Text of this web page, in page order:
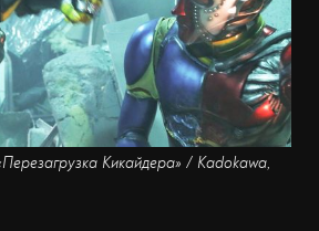
Кикайдера» / Kadokawa,